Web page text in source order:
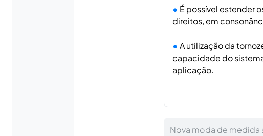
É possível estender
direitos, em
A utilização da
capacidade do
aplicação.
Nova moda de medida